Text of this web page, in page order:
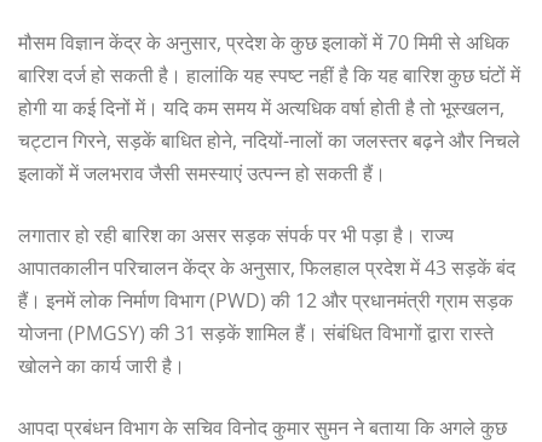
मौसम विज्ञान केंद्र के अनुसार, प्रदेश के कुछ इलाकों में 70 मिमी से अधिक
बारिश दर्ज हो सकती है। हालांकि यह स्पष्ट नहीं है कि यह बारिश कुछ घंटों में
होगी या कई दिनों में। यदि कम समय में अत्यधिक वर्षा होती है तो भूस्खलन,
चट्टान गिरने, सड़कें बाधित होने, नदियों-नालों का जलस्तर बढ़ने और निचले
इलाकों में जलभराव जैसी समस्याएं उत्पन्न हो सकती हैं।
लगातार हो रही बारिश का असर सड़क संपर्क पर भी पड़ा है। राज्य
आपातकालीन परिचालन केंद्र के अनुसार, फिलहाल प्रदेश में 43 सड़कें बंद
हैं। इनमें लोक निर्माण विभाग (PWD) की 12 और प्रधानमंत्री ग्राम सड़क
योजना (PMGSY) की 31 सड़कें शामिल हैं। संबंधित विभागों द्वारा रास्ते
खोलने का कार्य जारी है।
आपदा प्रबंधन विभाग के सचिव विनोद कुमार सुमन ने बताया कि अगले कुछ